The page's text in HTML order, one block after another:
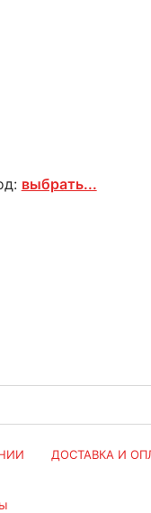
выбрать...
ДОСТАВКА И